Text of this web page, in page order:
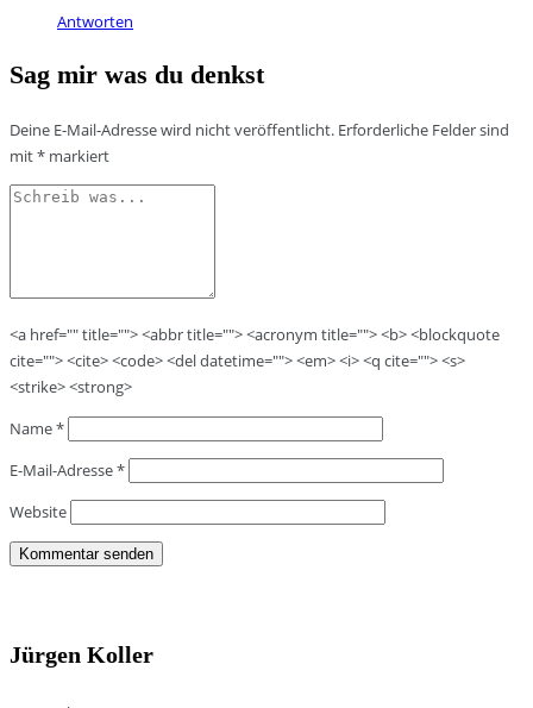
Antworten
Sag mir was du denkst
Deine E-Mail-Adresse wird nicht veröffentlicht. Erforderliche Felder sind
mit* markiert
<a href="" title=""> <abbr title=""> <acronym title=""> <b> <blockquote
cite=""> <cite> <code> <del datetime=""> <em> <i> <q cite=""> <s>
<strike> <strong>
Name*
E-Mail-Adresse*
Website
Jürgen Koller